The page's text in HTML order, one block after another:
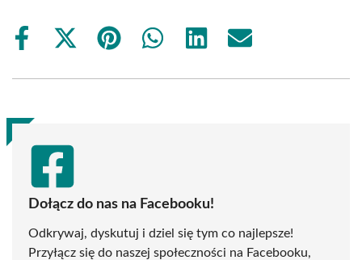
Share
Share
(Twitter)
Share
Share
Share
Share
Dołącz do nas na Facebooku!
Odkrywaj, dyskutuj i dziel się tym co najlepsze!
Przyłącz się do naszej społeczności na Facebooku,